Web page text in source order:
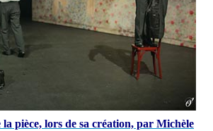
pièce, lors de sa création, par Michèle